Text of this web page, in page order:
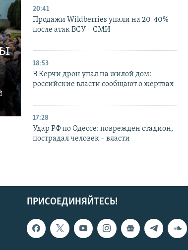
20:41
Продажи Wildberries упали на 20-40%
после атак ВСУ – СМИ
18:53
В Керчи дрон упал на жилой дом:
российские власти сообщают о жертвах
17:28
Удар РФ по Одессе: поврежден стадион,
пострадал человек – власти
ПРИСОЕДИНЯЙТЕСЬ!